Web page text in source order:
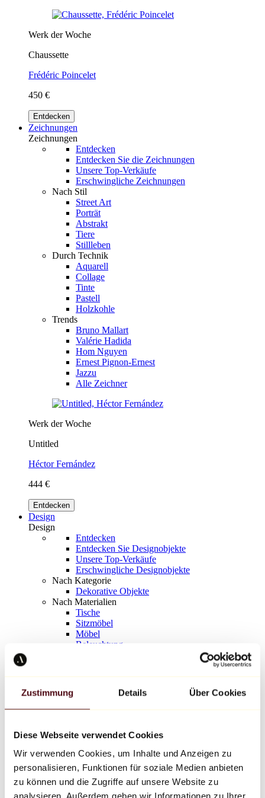
Zustimmung Details Über Cookies
Diese Webseite verwendet Cookies
Wir verwenden Cookies, um Inhalte und Anzeigen zu
personalisieren, Funktionen für soziale Medien anbieten
zu können und die Zugriffe auf unsere Website zu
analysieren. Außerdem geben wir Informationen zu Ihrer
Werk der Woche
Chaussette
Frédéric Poincelet
450 €
Entdecken
Zeichnungen
Zeichnungen
Entdecken
Entdecken Sie die Zeichnungen
Unsere Top-Verkäufe
Erschwingliche Zeichnungen
Nach Stil
Street Art
Porträt
Abstrakt
Tiere
Stillleben
Durch Technik
Aquarell
Collage
Tinte
Pastell
Holzkohle
Trends
Bruno Mallart
Valérie Hadida
Hom Nguyen
Ernest Pignon-Ernest
Jazzu
Alle Zeichner
Werk der Woche
Untitled
Héctor Fernández
444 €
Entdecken
Design
Design
Entdecken
Entdecken Sie Designobjekte
Unsere Top-Verkäufe
Erschwingliche Designobjekte
Nach Kategorie
Dekorative Objekte
Nach Materialien
Tische
Sitzmöbel
Möbel
Beleuchtung
Richard Orlinski
Keith Haring
Jeff Koons
Jean-Michel Basquiat
Alle Designer
Werk der Woche